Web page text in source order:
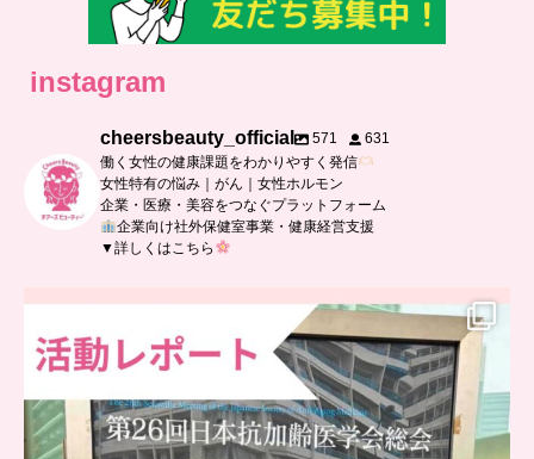
instagram
cheersbeauty_official 571
631
働く女性の健康課題をわかりやすく発信
女性特有の悩み｜がん｜女性ホルモン
企業・医療・美容をつなぐプラットフォーム
企業向け社外保健室事業・健康経営支援
▼詳しくはこちら
..
日本抗加齢医学会に参加しました
0